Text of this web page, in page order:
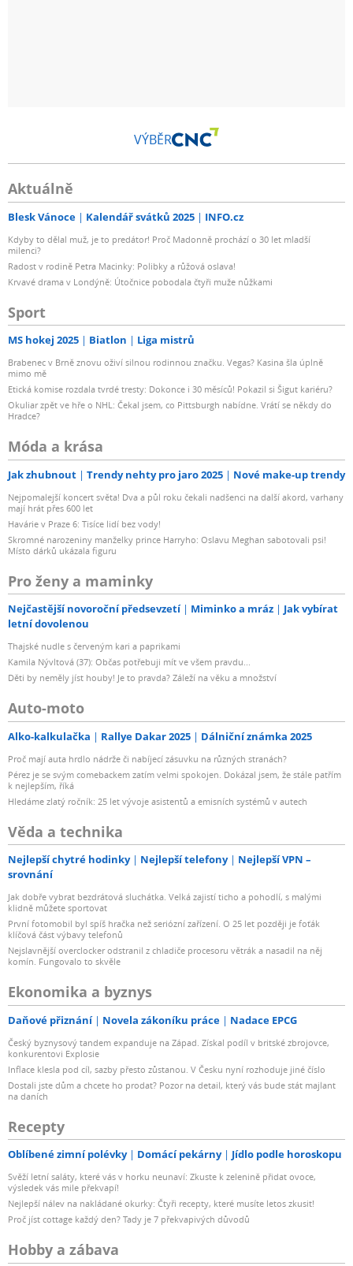
VÝBĚR
Aktuálně
Blesk Vánoce Kalendář svátků 2025 INFO.cz
Kdyby to dělal muž, je to predátor! Proč Madonně prochází o 30 let mladší
milenci?
Radost v rodině Petra Macinky: Polibky a růžová oslava!
Krvavé drama v Londýně: Útočnice pobodala čtyři muže nůžkami
Sport
MS hokej 2025 Biatlon Liga mistrů
Brabenec v Brně znovu oživí silnou rodinnou značku. Vegas? Kasina šla úplně
mimo mě
Etická komise rozdala tvrdé tresty: Dokonce i 30 měsíců! Pokazil si Šigut kariéru?
Okuliar zpět ve hře o NHL: Čekal jsem, co Pittsburgh nabídne. Vrátí se někdy do
Hradce?
Móda a krása
Jak zhubnout Trendy nehty pro jaro 2025 Nové make-up trendy
Nejpomalejší koncert světa! Dva a půl roku čekali nadšenci na další akord, varhany
mají hrát přes 600 let
Havárie v Praze 6: Tisíce lidí bez vody!
Skromné narozeniny manželky prince Harryho: Oslavu Meghan sabotovali psi!
Místo dárků ukázala figuru
Pro ženy a maminky
Nejčastější novoroční předsevzetí Miminko a mráz
Jak vybírat
letní dovolenou
Thajské nudle s červeným kari a paprikami
Kamila Nývltová (37): Občas potřebuji mít ve všem pravdu...
Děti by neměly jíst houby! Je to pravda? Záleží na věku a množství
Auto-moto
Alko-kalkulačka Rallye Dakar 2025 Dálniční známka 2025
Proč mají auta hrdlo nádrže či nabíjecí zásuvku na různých stranách?
Pérez je se svým comebackem zatím velmi spokojen. Dokázal jsem, že stále patřím
k nejlepším, říká
Hledáme zlatý ročník: 25 let vývoje asistentů a emisních systémů v autech
Věda a technika
Nejlepší chytré hodinky Nejlepší telefony
Nejlepší VPN –
srovnání
Jak dobře vybrat bezdrátová sluchátka. Velká zajistí ticho a pohodlí, s malými
klidně můžete sportovat
První fotomobil byl spíš hračka než seriózní zařízení. O 25 let později je foťák
klíčová část výbavy telefonů
Nejslavnější overclocker odstranil z chladiče procesoru větrák a nasadil na něj
komín. Fungovalo to skvěle
Ekonomika a byznys
Daňové přiznání Novela zákoníku práce Nadace EPCG
Český byznysový tandem expanduje na Západ. Získal podíl v britské zbrojovce,
konkurentovi Explosie
Inflace klesla pod cíl, sazby přesto zůstanou. V Česku nyní rozhoduje jiné číslo
Dostali jste dům a chcete ho prodat? Pozor na detail, který vás bude stát majlant
na daních
Recepty
Oblíbené zimní polévky Domácí pekárny Jídlo podle horoskopu
Svěží letní saláty, které vás v horku neunaví: Zkuste k zelenině přidat ovoce,
výsledek vás mile překvapí!
Nejlepší nálev na nakládané okurky: Čtyři recepty, které musíte letos zkusit!
Proč jíst cottage každý den? Tady je 7 překvapivých důvodů
Hobby a zábava